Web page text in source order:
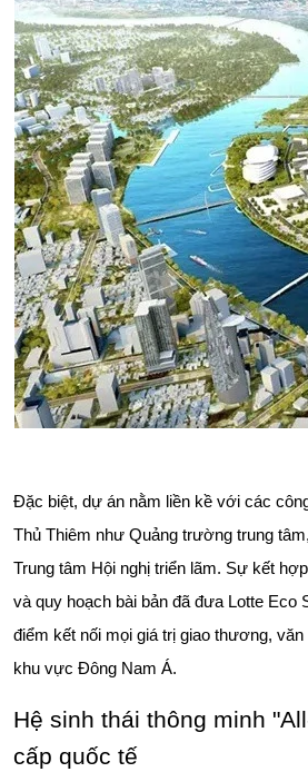
Đặc biệt, dự án nằm liền kề với các
Thủ Thiêm như Quảng trường trung
Trung tâm Hội nghị triển lãm. Sự kết
và quy hoạch bài bản đã đưa Lotte Eco
điểm kết nối mọi giá trị giao thương,
khu vực Đông Nam Á.
Hệ sinh thái thông minh
cấp quốc tế